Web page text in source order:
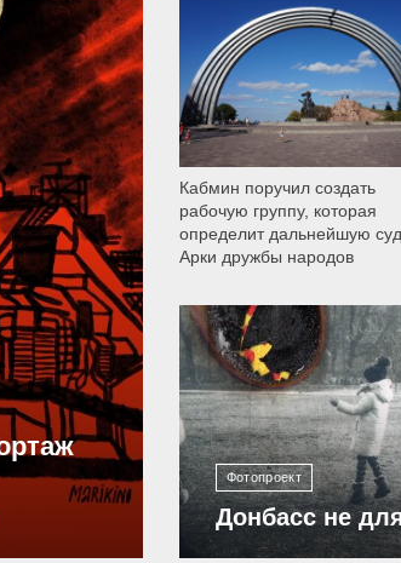
Кабмин поручил создать
рабочую группу, которая
определит дальнейшую
Арки дружбы народов
9 789
Фотопроект
Донбасс не
12 303